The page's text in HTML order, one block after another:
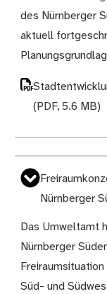
des Nürnberger
aktuell
(PDF, 5.6 MB)
Nürnberger
Das Umweltamt
Nürnberger
Süd- und